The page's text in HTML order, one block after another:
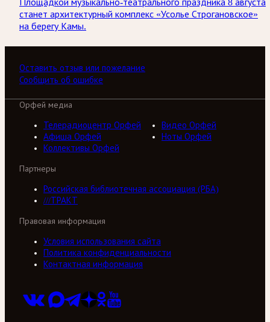
Площадкой музыкально-театрального праздника 8 августа
станет архитектурный комплекс «Усолье Строгановское»
на берегу Камы.
Оставить отзыв или пожелание
Сообщить об ошибке
Орфей медиа
Телерадиоцентр Орфей
Видео Орфей
Афиша Орфей
Ноты Орфей
Коллективы Орфей
Партнеры
Российская библиотечная ассоциация (РБА)
///ТРАКТ
Правовая информация
Условия использования сайта
Политика конфиденциальности
Контактная информация